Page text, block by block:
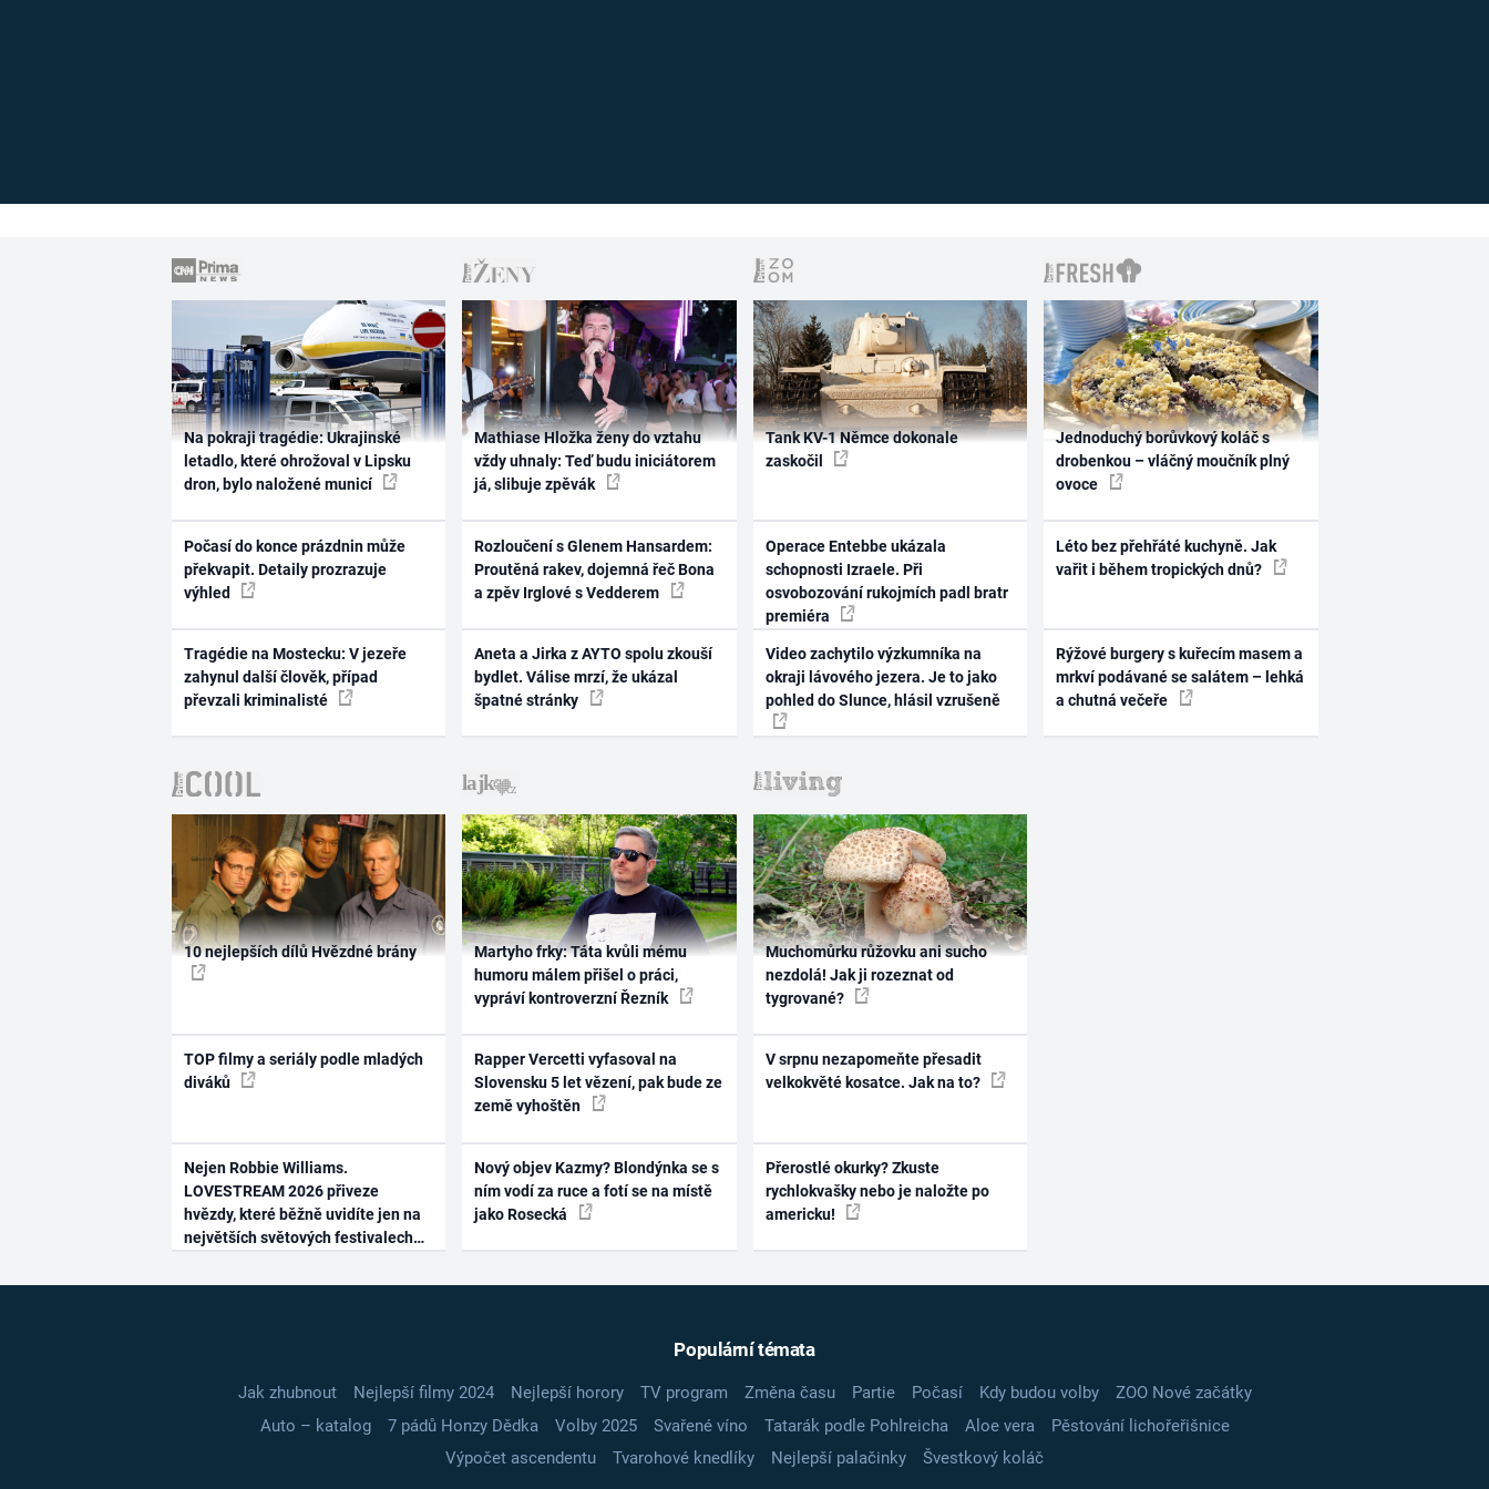
Na pokraji tragédie: Ukrajinské
letadlo, které ohrožoval v Lipsku
dron, bylo naložené municí
Počasí do konce prázdnin může
překvapit. Detaily prozrazuje
výhled
Tragédie na Mostecku: V jezeře
zahynul další člověk, případ
převzali kriminalisté
Mathiase Hložka ženy do vztahu
vždy uhnaly: Teď budu iniciátorem
já, slibuje zpěvák
Rozloučení s Glenem Hansardem:
Proutěná rakev, dojemná řeč Bona
a zpěv Irglové s Vedderem
Aneta a Jirka z AYTO spolu zkouší
bydlet. Válise mrzí, že ukázal
špatné stránky
Tank KV-1 Němce dokonale
zaskočil
Operace Entebbe ukázala
schopnosti Izraele. Při
osvobozování rukojmích padl bratr
premiéra
Video zachytilo výzkumníka na
okraji lávového jezera. Je to jako
pohled do Slunce, hlásil vzrušeně
Jednoduchý borůvkový koláč s
drobenkou – vláčný moučník plný
ovoce
Léto bez přehřáté kuchyně. Jak
vařit i během tropických dnů?
Rýžové burgery s kuřecím masem a
mrkví podávané se salátem – lehká
a chutná večeře
10 nejlepších dílů Hvězdné brány
TOP filmy a seriály podle mladých
diváků
Nejen Robbie Williams.
LOVESTREAM 2026 přiveze
hvězdy, které běžně uvidíte jen na
největších světových festivalech
Martyho frky: Táta kvůli mému
humoru málem přišel o práci,
vypráví kontroverzní Řezník
Rapper Vercetti vyfasoval na
Slovensku 5 let vězení, pak bude ze
země vyhoštěn
Nový objev Kazmy? Blondýnka se s
ním vodí za ruce a fotí se na místě
jako Rosecká
Muchomůrku růžovku ani sucho
nezdolá! Jak ji rozeznat od
tygrované?
V srpnu nezapomeňte přesadit
velkokvěté kosatce. Jak na to?
Přerostlé okurky? Zkuste
rychlokvašky nebo je naložte po
americku!
Populární témata
Jak zhubnout Nejlepší filmy 2024 Nejlepší horory TV program Změna času Partie Počasí Kdy budou volby
ZOO Nové začátky
Auto – katalog
7 pádů Honzy Dědka Volby 2025 Svařené víno Tatarák podle Pohlreicha Aloe vera
Pěstování lichořeřišnice
Výpočet ascendentu
Tvarohové knedlíky Nejlepší palačinky Švestkový koláč